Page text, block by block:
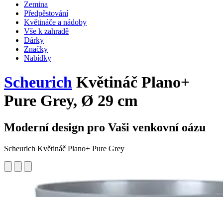
Zemina
Předpěstování
Květináče a nádoby
Vše k zahradě
Dárky
Značky
Nabídky
Scheurich Květináč Plano+
Pure Grey, Ø 29 cm
Moderní design pro Vaši venkovní oázu
Scheurich Květináč Plano+ Pure Grey